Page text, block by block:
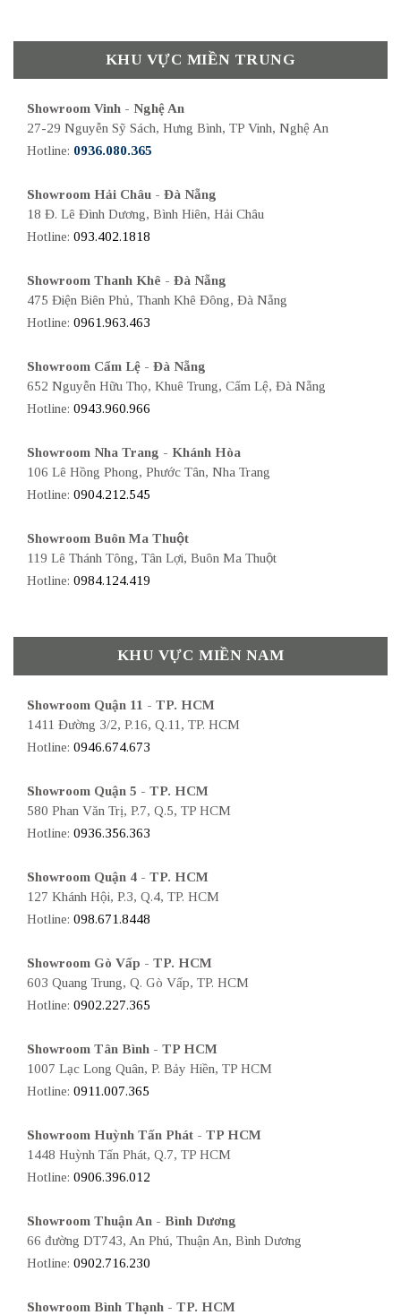
KHU VỰC MIỀN TRUNG
Showroom Vinh - Nghệ An
27-29 Nguyễn Sỹ Sách, Hưng Bình, TP Vinh, Nghệ An
Hotline: 0936.080.365
Showroom Hải Châu - Đà Nẵng
18 Đ. Lê Đình Dương, Bình Hiên, Hải Châu
Hotline: 093.402.1818
Showroom Thanh Khê - Đà Nẵng
475 Điện Biên Phủ, Thanh Khê Đông, Đà Nẵng
Hotline: 0961.963.463
Showroom Cẩm Lệ - Đà Nẵng
652 Nguyễn Hữu Thọ, Khuê Trung, Cẩm Lệ, Đà Nẵng
Hotline: 0943.960.966
Showroom Nha Trang - Khánh Hòa
106 Lê Hồng Phong, Phước Tân, Nha Trang
Hotline: 0904.212.545
Showroom Buôn Ma Thuột
119 Lê Thánh Tông, Tân Lợi, Buôn Ma Thuột
Hotline: 0984.124.419
KHU VỰC MIỀN NAM
Showroom Quận 11 - TP. HCM
1411 Đường 3/2, P.16, Q.11, TP. HCM
Hotline: 0946.674.673
Showroom Quận 5 - TP. HCM
580 Phan Văn Trị, P.7, Q.5, TP HCM
Hotline: 0936.356.363
Showroom Quận 4 - TP. HCM
127 Khánh Hội, P.3, Q.4, TP. HCM
Hotline: 098.671.8448
Showroom Gò Vấp - TP. HCM
603 Quang Trung, Q. Gò Vấp, TP. HCM
Hotline: 0902.227.365
Showroom Tân Bình - TP HCM
1007 Lạc Long Quân, P. Bảy Hiền, TP HCM
Hotline: 0911.007.365
Showroom Huỳnh Tấn Phát - TP HCM
1448 Huỳnh Tấn Phát, Q.7, TP HCM
Hotline: 0906.396.012
Showroom Thuận An - Bình Dương
66 đường DT743, An Phú, Thuận An, Bình Dương
Hotline: 0902.716.230
Showroom Bình Thạnh - TP. HCM